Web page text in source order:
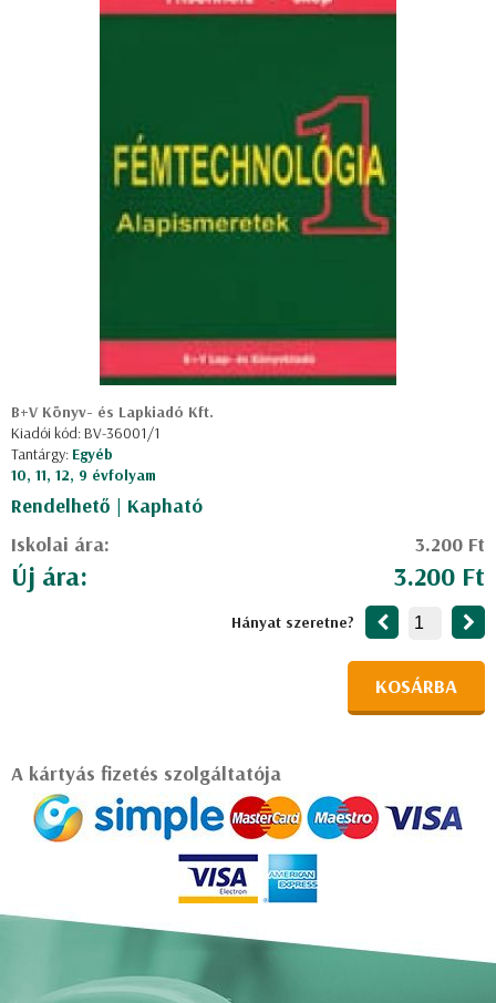
B+V Könyv- és Lapkiadó Kft.
Kiadói kód: BV-36001/1
Tantárgy: Egyéb
10, 11, 12, 9 évfolyam
Rendelhető | Kapható
Iskolai ára:
3.200 Ft
Új ára: 3.200 Ft
Hányat szeretne?
KOSÁRBA
A kártyás fizetés szolgáltatója